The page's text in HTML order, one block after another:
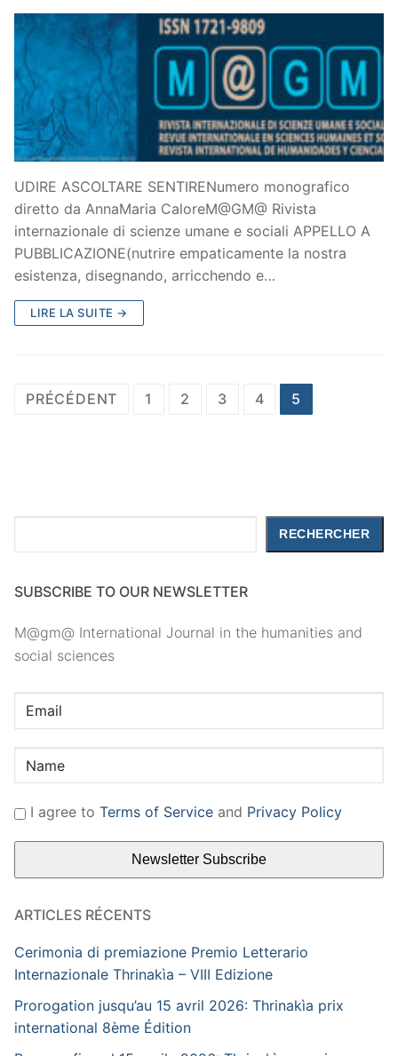
UDIRE ASCOLTARE SENTIRENumero monografico
diretto da AnnaMaria CaloreM@GM@ Rivista
internazionale di scienze umane e sociali APPELLO A
PUBBLICAZIONE(nutrire empaticamente la nostra
esistenza, disegnando, arricchendo e…
LIRE LA SUITE →
Pagination
PRÉCÉDENT 1 2 3 4 5
RECHERCHER
SUBSCRIBE TO OUR NEWSLETTER
M@gm@ International Journal in the humanities and
social sciences
I agree to Terms of Service and Privacy Policy
ARTICLES RÉCENTS
Cerimonia di premiazione Premio Letterario
Internazionale Thrinakìa – VIII Edizione
Prorogation jusqu’au 15 avril 2026: Thrinakìa prix
international 8ème Édition